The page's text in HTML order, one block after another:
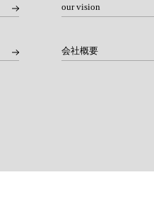
our vision
会社概要